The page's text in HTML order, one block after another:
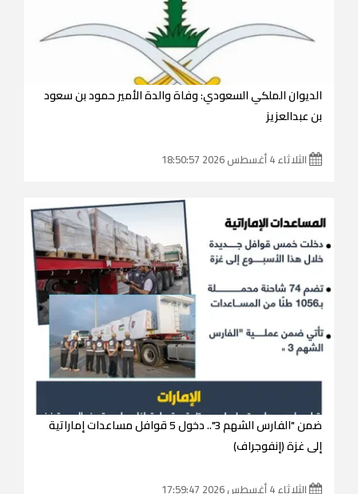
الديوان الملكي السعودي: وفاة والدة الأمير حمود بن سعود
بن عبدالعزيز
الثلاثاء 4 أغسطس 2026 18:50:57
ضمن "الفارس الشهم 3".. دخول 5 قوافل مساعدات إماراتية
إلى غزة (إنفوجراف)
الثلاثاء 4 أغسطس 2026 17:59:47